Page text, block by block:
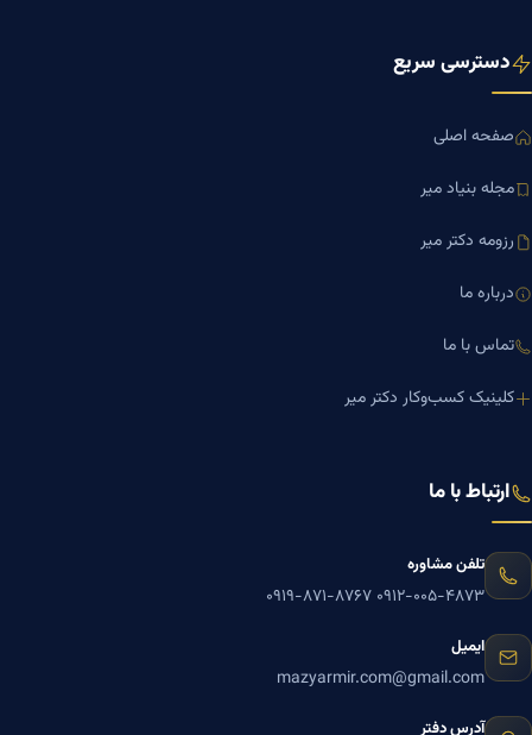
دسترسی سریع
صفحه اصلی
مجله بنیاد میر
رزومه دکتر میر
درباره ما
تماس با ما
کلینیک کسب‌وکار دکتر میر
ارتباط با ما
تلفن مشاوره
۰۹۱۲-۰۰۵-۴۸۷۳ ۰۹۱۹-۸۷۱-۸۷۶۷
ایمیل
mazyarmir.com@gmail.com
آدرس دفتر